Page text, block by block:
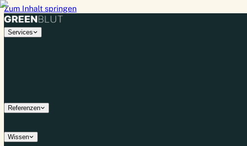
Zum Inhalt springen
Services
Referenzen
Wissen